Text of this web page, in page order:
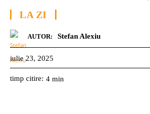
LA ZI
AUTOR: Stefan Alexiu
iulie 23, 2025
timp citire: 4 min